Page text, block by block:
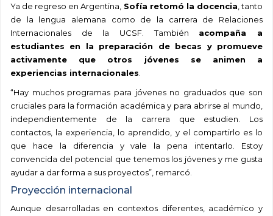
Ya de regreso en Argentina, Sofía retomó la docencia, tanto
de la lengua alemana como de la carrera de Relaciones
Internacionales de la UCSF. También acompaña a
estudiantes en la preparación de becas y promueve
activamente que otros jóvenes se animen a
experiencias internacionales.
“Hay muchos programas para jóvenes no graduados que son
cruciales para la formación académica y para abrirse al mundo,
independientemente de la carrera que estudien. Los
contactos, la experiencia, lo aprendido, y el compartirlo es lo
que hace la diferencia y vale la pena intentarlo.
Estoy
convencida del potencial que tenemos los jóvenes y me gusta
ayudar a dar forma a sus proyectos”, remarcó.
Proyección internacional
Aunque desarrolladas en contextos diferentes, académico y